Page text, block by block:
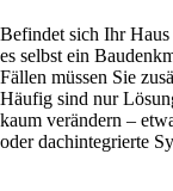
Befindet sich Ihr
es selbst ein
Fällen müssen Sie
Häufig sind nur
kaum verändern –
oder dachintegrierte